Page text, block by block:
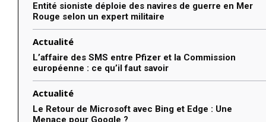
Entité sioniste déploie des navires de guerre en Mer
Rouge selon un expert militaire
Actualité
L’affaire des SMS entre Pfizer et la Commission
européenne : ce qu’il faut savoir
Actualité
Le Retour de Microsoft avec Bing et Edge : Une
Menace pour Google ?